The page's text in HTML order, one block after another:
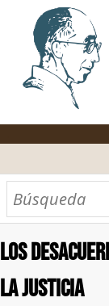
SOBRE EL AUTOR
CONTENIDO
CATEGORÍAS
MATERIAS
TODOS LOS
AUDIOVISUAL
GALERÍA
ANÁLISIS
Los
la justicia